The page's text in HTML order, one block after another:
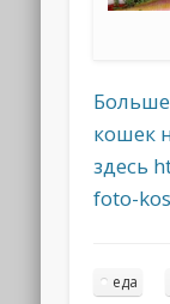
кошек
здесь
foto-
еда